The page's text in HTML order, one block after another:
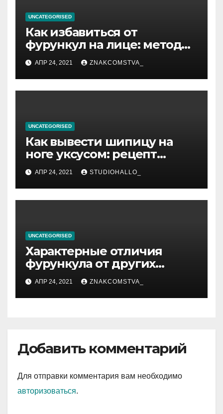
UNCATEGORISED
Как избавиться от
фурункул на лице: методы
лечения
АПР 24, 2021 ZNAKCOMSTVA_
UNCATEGORISED
Как вывести шипицу на
ноге уксусом: рецепт
приготовления
компрессов и теста
АПР 24, 2021 STUDIOHALLO_
UNCATEGORISED
Характерные отличия
фурункула от других
заболеваний
АПР 24, 2021 ZNAKCOMSTVA_
Добавить комментарий
Для отправки комментария вам необходимо
авторизоваться.